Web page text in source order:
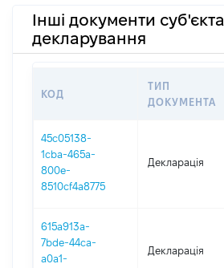
Інші документи суб'єкта
декларування
КОД
ТИП
ДОКУМЕНТА
45c05138-
1cba-465a-
800e-
8510cf4a8775
Декларація
615a913a-
7bde-44ca-
a0a1-
Декларація